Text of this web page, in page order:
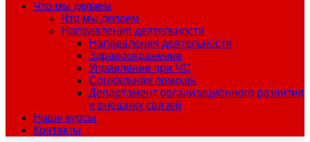
Что мы делаем
Что мы делаем
Направления деятельности
Направления деятельности
Здравоохранение
Управление при ЧС
Социальная помощь
Департамент организационного развития
и внешних связей
Наши курсы
Контакты